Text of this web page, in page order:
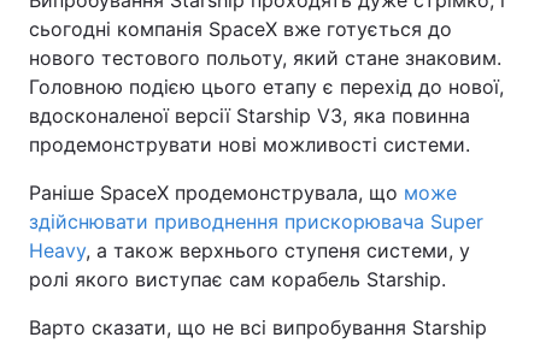
сьогодні компанія SpaceX вже готується до
нового тестового польоту, який стане знаковим.
Головною подією цього етапу є перехід до нової,
вдосконаленої версії Starship V3, яка повинна
продемонструвати нові можливості системи.
Раніше SpaceX продемонструвала, що може
здійснювати приводнення прискорювача Super
Heavy, а також верхнього ступеня системи, у
ролі якого виступає сам корабель Starship.
Варто сказати, що не всі випробування Starship